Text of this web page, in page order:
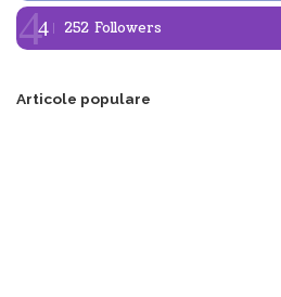
252 Followers
Articole populare